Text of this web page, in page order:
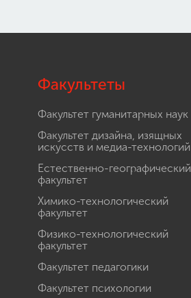
Факультеты
Факультет гуманитарных наук
Факультет дизайна, изящных
искусств и медиа-технологий
Естественно-географический
факультет
Химико-технологический
факультет
Физико-технологический
факультет
Факультет педагогики
Факультет психологии